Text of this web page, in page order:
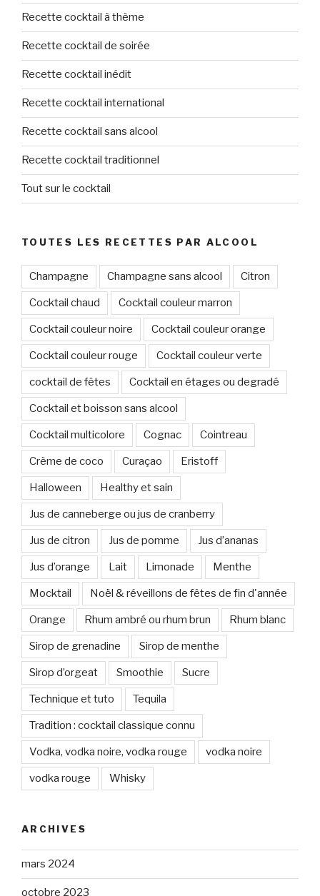
Recette cocktail à thème
Recette cocktail de soirée
Recette cocktail inédit
Recette cocktail international
Recette cocktail sans alcool
Recette cocktail traditionnel
Tout sur le cocktail
TOUTES LES RECETTES PAR ALCOOL
Champagne Champagne sans alcool Citron
Cocktail chaud Cocktail couleur marron
Cocktail couleur noire Cocktail couleur orange
Cocktail couleur rouge Cocktail couleur verte
cocktail de fêtes Cocktail en étages ou degradé
Cocktail et boisson sans alcool
Cocktail multicolore Cognac Cointreau
Crème de coco Curaçao Eristoff
Halloween Healthy et sain
Jus de canneberge ou jus de cranberry
Jus de citron Jus de pomme Jus d’ananas
Jus d’orange Lait Limonade Menthe
Mocktail Noël & réveillons de fêtes de fin d'année
Orange Rhum ambré ou rhum brun Rhum blanc
Sirop de grenadine Sirop de menthe
Sirop d’orgeat Smoothie Sucre
Technique et tuto Tequila
Tradition : cocktail classique connu
Vodka, vodka noire, vodka rouge vodka noire
vodka rouge Whisky
ARCHIVES
mars 2024
octobre 2023